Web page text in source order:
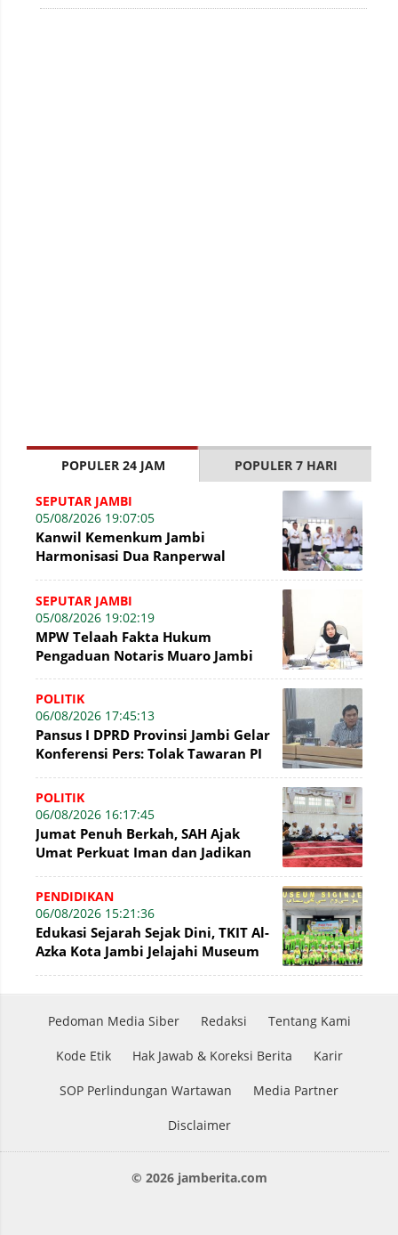
POPULER 24 JAM POPULER 7 HARI
SEPUTAR JAMBI
05/08/2026 19:07:05
Kanwil Kemenkum Jambi
Harmonisasi Dua Ranperwal
SEPUTAR JAMBI
05/08/2026 19:02:19
MPW Telaah Fakta Hukum
Pengaduan Notaris Muaro Jambi
POLITIK
06/08/2026 17:45:13
Pansus I DPRD Provinsi Jambi Gelar
Konferensi Pers: Tolak Tawaran PI
POLITIK
06/08/2026 16:17:45
Jumat Penuh Berkah, SAH Ajak
Umat Perkuat Iman dan Jadikan
Membangun Bangsa
PENDIDIKAN
06/08/2026 15:21:36
Edukasi Sejarah Sejak Dini, TKIT Al-
Azka Kota Jambi Jelajahi Museum
Pedoman Media Siber Redaksi Tentang Kami
Kode Etik Hak Jawab & Koreksi Berita Karir
SOP Perlindungan Wartawan Media Partner
Disclaimer
© 2026 jamberita.com